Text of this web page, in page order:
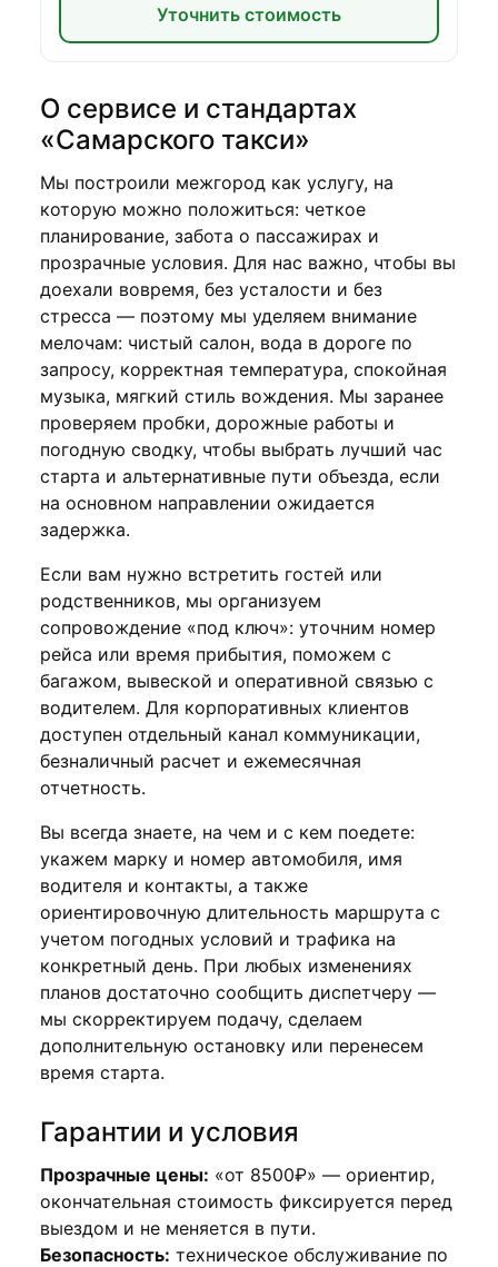
Уточнить стоимость
О сервисе и стандартах
«Самарского такси»
Мы построили межгород как услугу, на
которую можно положиться: четкое
планирование, забота о пассажирах и
прозрачные условия. Для нас важно, чтобы вы
доехали вовремя, без усталости и без
стресса — поэтому мы уделяем внимание
мелочам: чистый салон, вода в дороге по
запросу, корректная температура, спокойная
музыка, мягкий стиль вождения. Мы заранее
проверяем пробки, дорожные работы и
погодную сводку, чтобы выбрать лучший час
старта и альтернативные пути объезда, если
на основном направлении ожидается
задержка.
Если вам нужно встретить гостей или
родственников, мы организуем
сопровождение «под ключ»: уточним номер
рейса или время прибытия, поможем с
багажом, вывеской и оперативной связью с
водителем. Для корпоративных клиентов
доступен отдельный канал коммуникации,
безналичный расчет и ежемесячная
отчетность.
Вы всегда знаете, на чем и с кем поедете:
укажем марку и номер автомобиля, имя
водителя и контакты, а также
ориентировочную длительность маршрута с
учетом погодных условий и трафика на
конкретный день. При любых изменениях
планов достаточно сообщить диспетчеру —
мы скорректируем подачу, сделаем
дополнительную остановку или перенесем
время старта.
Гарантии и условия
Прозрачные цены: «от 8500₽» — ориентир,
окончательная стоимость фиксируется перед
выездом и не меняется в пути.
Безопасность: техническое обслуживание по